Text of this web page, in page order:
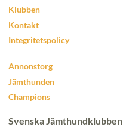
Klubben
Kontakt
Integritetspolicy
Annonstorg
Jämthunden
Champions
Svenska Jämthundklubben